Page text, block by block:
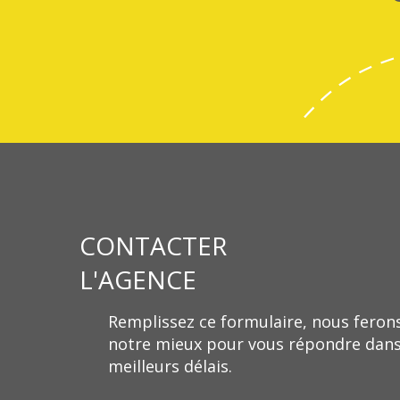
CONTACTER
L'AGENCE
Remplissez ce formulaire, nous
notre mieux pour vous répondre
meilleurs délais.